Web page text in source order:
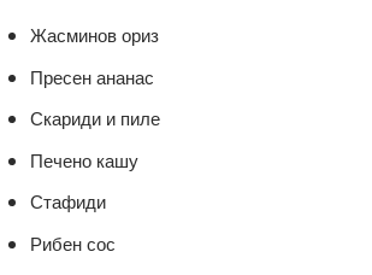
Жасминов ориз
Пресен ананас
Скариди и пиле
Печено кашу
Стафиди
Рибен сос